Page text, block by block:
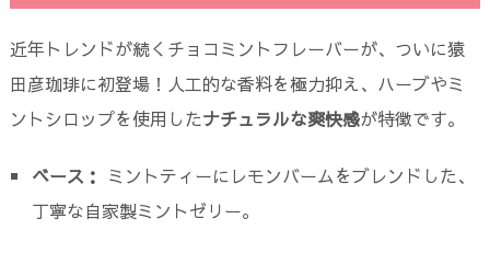
近年トレンドが続くチョコミントフレーバーが、ついに猿
田彦珈琲に初登場！人工的な香料を極力抑え、ハーブやミ
ントシロップを使用したナチュラルな爽快感が特徴です。
ベース： ミントティーにレモンバームをブレンドした、
丁寧な自家製ミントゼリー。